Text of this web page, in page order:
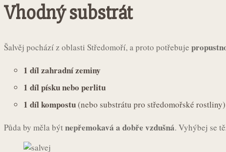
Vhodný substrát
Šalvěj pochází z oblasti Středomoří, a proto potřebuje
1 díl zahradní zeminy
1 díl písku nebo perlitu
1 díl kompostu(nebo substrátu pro středomořské rostliny)
Půda by měla býtnepřemokavá a dobře vzdušná. Vyhýbej se